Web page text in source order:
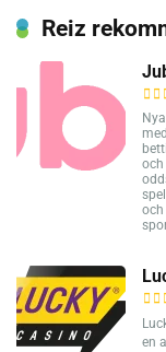
Reiz
och
en